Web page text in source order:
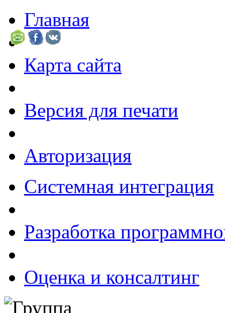
Главная
Карта сайта
Версия для печати
Авторизация
Системная интеграция
Разработка
Оценка и консалтинг